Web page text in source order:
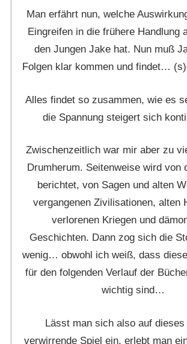
Man erfährt nun, welche
Eingreifen in die frühere Handlung
den Jungen Jake hat. Nun muß
Folgen klar kommen und findet…
Alles findet so zusammen, wie es
die Spannung steigert sich
Zwischenzeitlich war mir aber zu
Drumherum. Seitenweise wird von
berichtet, von Sagen und alten
vergangenen Zivilisationen, alten
verlorenen Kriegen und
Geschichten. Dann zog sich die
wenig… obwohl ich weiß, dass
für den folgenden Verlauf der
wichtig sind…
Lässt man sich also auf dieses
verwirrende Spiel ein, erlebt man